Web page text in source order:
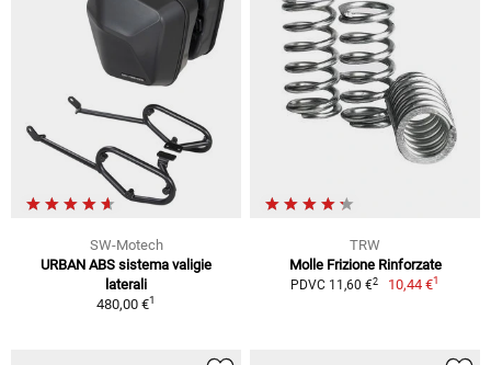
SW-Motech
URBAN ABS sistema valigie
laterali
480,00 €1
TRW
Molle Frizione Rinforzate
PDVC 11,60 €2 10,44 €1